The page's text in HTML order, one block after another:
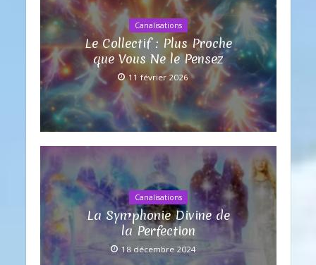
Canalisations
Le Collectif : Plus Proche
que Vous Ne le Pensez
11 février 2026
Canalisations
La Symphonie Divine de
la Perfection
18 décembre 2024